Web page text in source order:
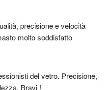
precisione e velocità
molto soddisfatto
del vetro. Precisione,
Bravi !